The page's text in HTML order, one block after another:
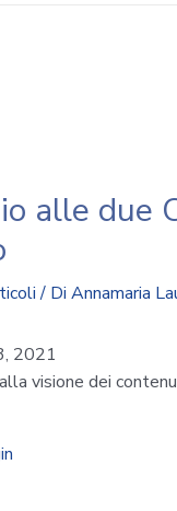
alle due
/ Di Annamaria
2021
visione dei